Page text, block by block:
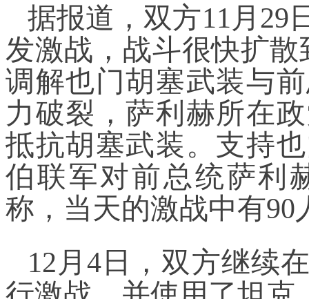
据报道，双方11月29
发激战，战斗很快扩
调解也门胡塞武装与
力破裂，萨利赫所在
抵抗胡塞武装。支持
伯联军对前总统萨利
称，当天的激战中有90
12月4日，双方继续